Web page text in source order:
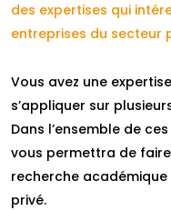
des expertises qui
entreprises du secteur
Vous avez une
s’appliquer sur
Dans l’ensemble de
vous permettra de faire
recherche
privé.